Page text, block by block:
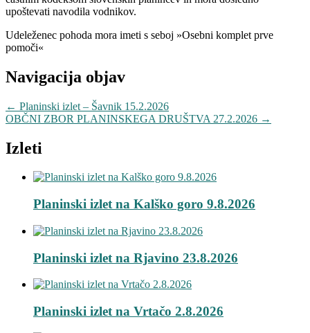
upoštevati navodila vodnikov.
Udeleženec pohoda mora imeti s seboj »Osebni komplet prve
pomoči«
Navigacija objav
← Planinski izlet – Šavnik 15.2.2026
OBČNI ZBOR PLANINSKEGA DRUŠTVA 27.2.2026 →
Izleti
Planinski izlet na Kalško goro 9.8.2026
Planinski izlet na Rjavino 23.8.2026
Planinski izlet na Vrtačo 2.8.2026